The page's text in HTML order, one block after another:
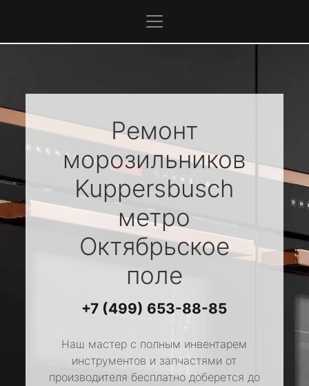
Ремонт
морозильников
Kuppersbusch
метро
Октябрьское
поле
+7 (499) 653-88-85
Наш мастер с полным инвентарем
инструментов и запчастями от
производителя бесплатно доберется до